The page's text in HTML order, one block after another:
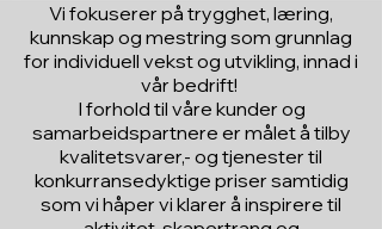
Vi fokuserer på trygghet, læring,
kunnskap og mestring som grunnlag
for individuell vekst og utvikling, innad i
vår bedrift!
I forhold til våre kunder og
samarbeidspartnere er målet å tilby
kvalitetsvarer,- og tjenester til
konkurransedyktige priser samtidig
som vi håper vi klarer å inspirere til